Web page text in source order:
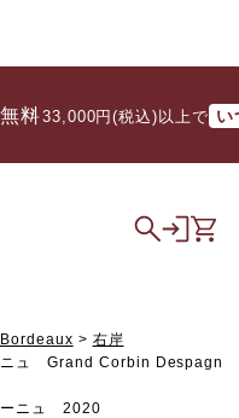
円(税込)以上で いつで
右岸
ニュ Grand Corbin Despagn
ーニュ 2020